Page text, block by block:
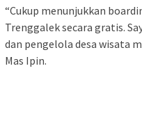
“Cukup menunjukkan
Trenggalek secara gratis.
dan pengelola desa wisata
Mas Ipin.